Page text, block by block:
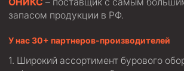
Инструмент для бурения и КРС
Перья для резки кабеля
Шаблоны колонные
запасом продукции в РФ.
У нас 30+ партнеров-производителей
Широкий ассортимент бурового